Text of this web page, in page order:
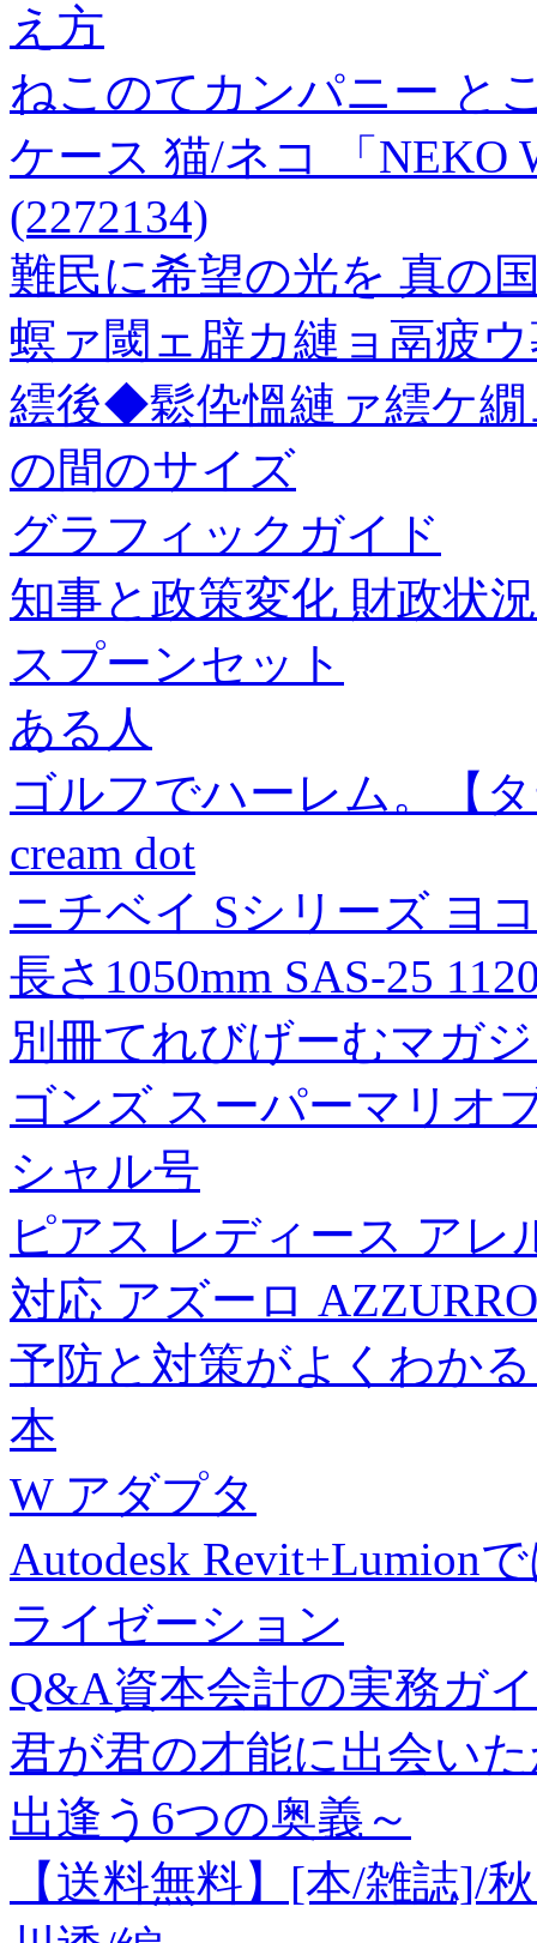
え方
ねこのてカンパニー と
ケース 猫/ネコ 「NEKO
(2272134)
難民に希望の光を 真の
螟ァ閾ェ辟カ縺ョ鬲疲
繧後◆鬆伜慍縺ァ繧ケ繝
の間のサイズ
グラフィックガイド
知事と政策変化 財政状
スプーンセット
ある人
ゴルフでハーレム。【
cream dot
ニチベイ Sシリーズ ヨ
長さ1050mm SAS-25
別冊てれびげーむマガ
ゴンズ スーパーマリオ
シャル号
ピアス レディース アレ
対応 アズーロ
予防と対策がよくわか
本
W アダプタ
Autodesk Revit+Lumion
ライゼーション
Q&A資本会計の実務ガ
君が君の才能に出会い
出逢う6つの奥義～
【送料無料】[本/雑誌]/